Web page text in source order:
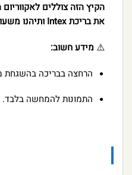
הקיץ הזה צוללים
את בריכת Intex ותיהנו משעות של הנאה ובטיחות לילדים.
⚠️ מידע חשוב:
הרחצה בבריכה בהשגחת
התמונות להמחשה בלבד.